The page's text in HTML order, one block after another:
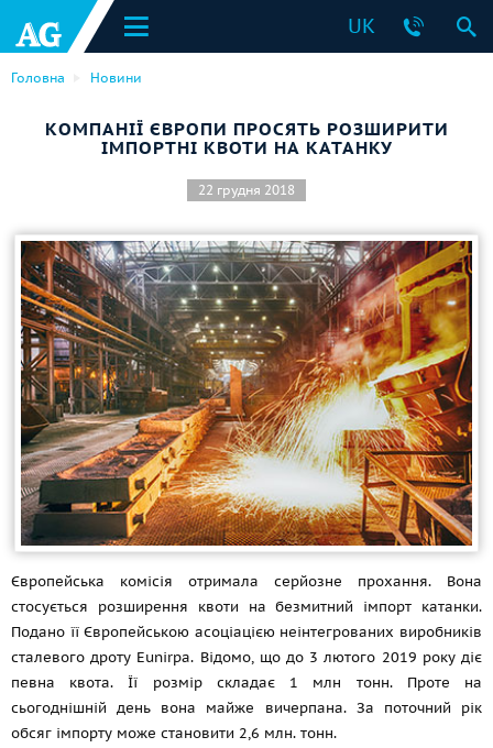
UK
Головна Новини
КОМПАНІЇ ЄВРОПИ ПРОСЯТЬ РОЗШИРИТИ
ІМПОРТНІ КВОТИ НА КАТАНКУ
22 грудня 2018
Європейська комісія отримала серйозне прохання. Вона
стосується розширення квоти на безмитний імпорт катанки.
Подано її Європейською асоціацією неінтегрованих виробників
сталевого дроту Eunirpa. Відомо, що до 3 лютого 2019 року діє
певна квота. Її розмір складає 1 млн тонн. Проте на
сьогоднішній день вона майже вичерпана. За поточний рік
обсяг імпорту може становити 2,6 млн. тонн.